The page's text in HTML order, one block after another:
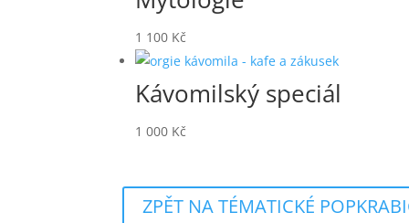
1 100 Kč
Kávomilský speciál
1 000 Kč
ZPĚT NA TÉMATICKÉ